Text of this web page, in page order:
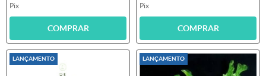
Pix
COMPRAR
Pix
COMPRAR
LANÇAMENTO LANÇAMENTO